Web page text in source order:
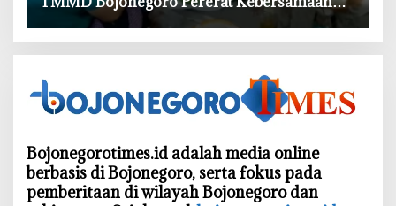
dengan Warga
Bojonegorotimes.id adalah media online
berbasis di Bojonegoro, serta fokus pada
pemberitaan di wilayah Bojonegoro dan